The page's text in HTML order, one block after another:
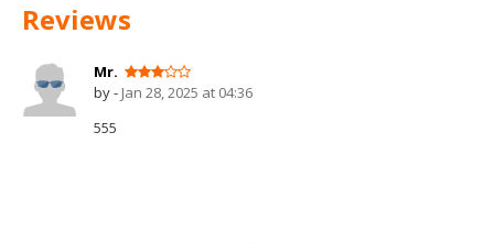
Reviews
Mr.
by - Jan 28, 2025 at 04:36
555